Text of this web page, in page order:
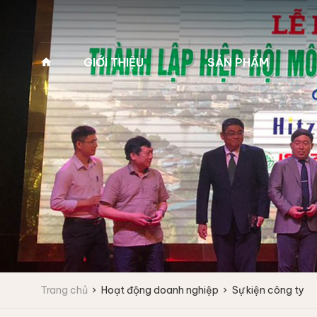
GIỚI THIỆU
Về Pan Trading
Lịch sử hình thành
Tầm nhìn - Sứ mệnh
Giá trị cốt lõi
Lĩnh vực kinh doanh
Vì sao chọn chúng tôi
SẢN PHẨM
MÁY GIẶT VẮT CÔNG
NGHIỆP
Máy giặt công nghiệp
Fagor
Máy giặt vắt tốc độ cao
Máy giặt vắt tốc độ trung bình
Máy giặt công nghiệp
IPSO
Máy giặt vắt tốc độ cao
MÁY GIẶT Y TẾ 2
(MÁY GIẶT BỆNH
Máy giặt y tế 2 cửa
Máy giặt y tế 2 cửa
Trang chủ Hoạt động doanh nghiệp Sự kiện công ty